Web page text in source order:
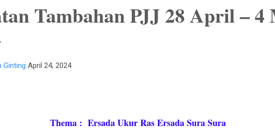
Tambahan PJJ 28 April – 4
Ginting April 24, 2024
Thema : Ersada Ukur Ras Ersada Sura Sura